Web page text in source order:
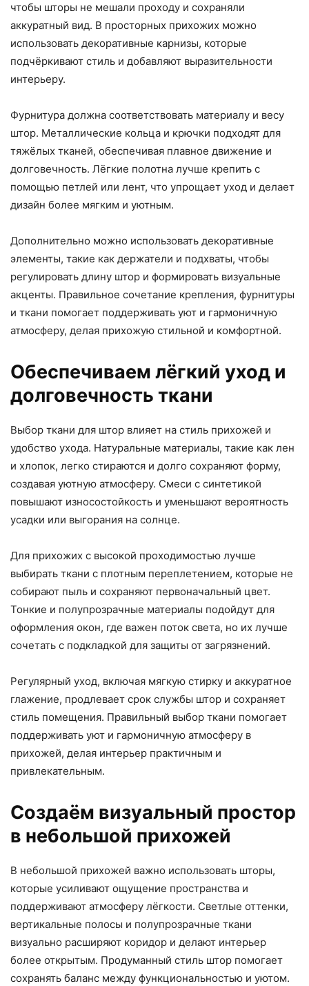
чтобы шторы не мешали проходу и сохраняли
аккуратный вид. В просторных прихожих можно
использовать декоративные карнизы, которые
подчёркивают стиль и добавляют выразительности
интерьеру.
Фурнитура должна соответствовать материалу и весу
штор. Металлические кольца и крючки подходят для
тяжёлых тканей, обеспечивая плавное движение и
долговечность. Лёгкие полотна лучше крепить с
помощью петлей или лент, что упрощает уход и делает
дизайн более мягким и уютным.
Дополнительно можно использовать декоративные
элементы, такие как держатели и подхваты, чтобы
регулировать длину штор и формировать визуальные
акценты. Правильное сочетание крепления, фурнитуры
и ткани помогает поддерживать уют и гармоничную
атмосферу, делая прихожую стильной и комфортной.
Обеспечиваем лёгкий уход и
долговечность ткани
Выбор ткани для штор влияет на стиль прихожей и
удобство ухода. Натуральные материалы, такие как лен
и хлопок, легко стираются и долго сохраняют форму,
создавая уютную атмосферу. Смеси с синтетикой
повышают износостойкость и уменьшают вероятность
усадки или выгорания на солнце.
Для прихожих с высокой проходимостью лучше
выбирать ткани с плотным переплетением, которые не
собирают пыль и сохраняют первоначальный цвет.
Тонкие и полупрозрачные материалы подойдут для
оформления окон, где важен поток света, но их лучше
сочетать с подкладкой для защиты от загрязнений.
Регулярный уход, включая мягкую стирку и аккуратное
глажение, продлевает срок службы штор и сохраняет
стиль помещения. Правильный выбор ткани помогает
поддерживать уют и гармоничную атмосферу в
прихожей, делая интерьер практичным и
привлекательным.
Создаём визуальный простор
в небольшой прихожей
В небольшой прихожей важно использовать шторы,
которые усиливают ощущение пространства и
поддерживают атмосферу лёгкости. Светлые оттенки,
вертикальные полосы и полупрозрачные ткани
визуально расширяют коридор и делают интерьер
более открытым. Продуманный стиль штор помогает
сохранять баланс между функциональностью и уютом.